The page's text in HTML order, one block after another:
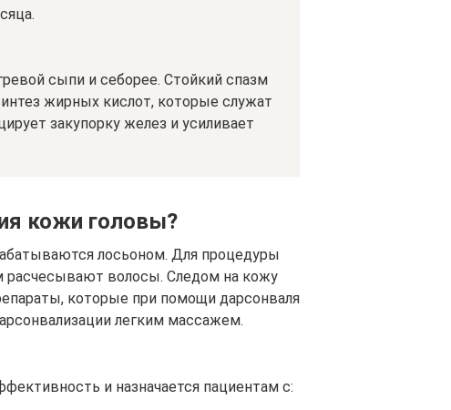
сыпи и себорее. Стойкий спазм
жирных кислот, которые служат
закупорку желез и усиливает
кожи головы?
лосьоном. Для процедуры
расчесывают волосы. Следом на кожу
которые при помощи дарсонваля
легким массажем.
и назначается пациентам с: